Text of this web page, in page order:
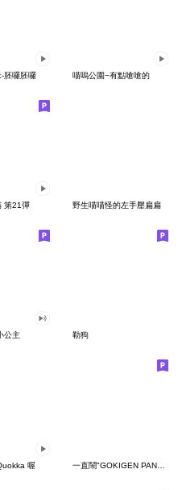
胚囉胚囉 喵嗚公園−有點嗆嗆的
第21彈 野生喵喵怪的左手壓扁扁
公主 勒狗
喔 一直鬧"GOKIGEN PANDA" 台灣版